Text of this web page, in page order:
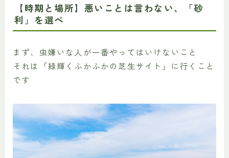
【時期と場所】悪いことは言わない、「砂
利」を選べ
まず、虫嫌いな人が一番やってはいけないこと
それは「緑輝くふかふかの芝生サイト」に行くこと
です